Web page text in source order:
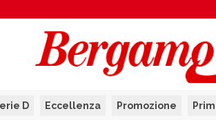
D Eccellenza Promozione